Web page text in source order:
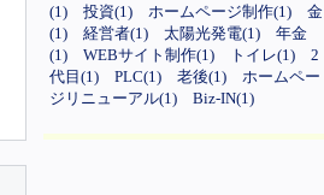
(1)
投資(1) ホームページ制作(1)
金
(1)
経営者(1) 太陽光発電(1)
年金
(1)
WEBサイト制作(1) トイレ(1)
2
代目(1)
PLC(1) 老後(1)
ホームペー
ジリニューアル(1)
Biz-IN(1)